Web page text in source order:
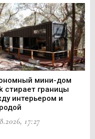
мини-дом
стирает границы
интерьером и
17:27